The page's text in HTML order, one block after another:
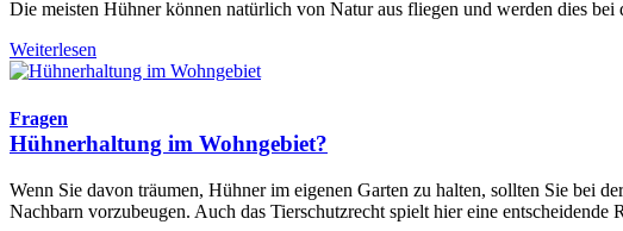
Die meisten Hühner können natürlich von Natur aus fliegen und werden dies
Weiterlesen
Fragen
Hühnerhaltung im Wohngebiet?
Wenn Sie davon träumen, Hühner im eigenen Garten zu halten, sollten Sie bei
Nachbarn vorzubeugen. Auch das Tierschutzrecht spielt hier eine entscheidende